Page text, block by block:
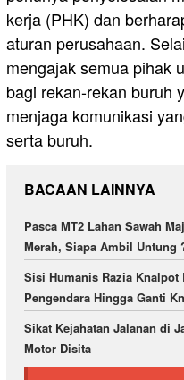
kerja (PHK) dan
aturan perusahaan.
mengajak semua pihak
bagi rekan-rekan buruh
menjaga komunikasi
serta buruh.
BACAAN LAINNYA
Pasca MT2 Lahan Sawah
Merah, Siapa Ambil Untung
Sisi Humanis Razia
Pengendara Hingga Ganti
Sikat Kejahatan Jalanan di
Motor Disita